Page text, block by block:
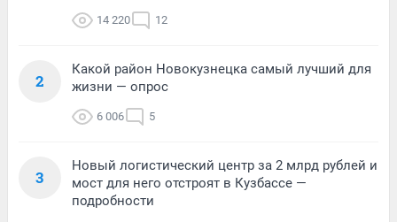
14 220 12
2
Какой район Новокузнецка самый лучший для
жизни — опрос
6 006 5
3
Новый логистический центр за 2 млрд рублей и
мост для него отстроят в Кузбассе —
подробности